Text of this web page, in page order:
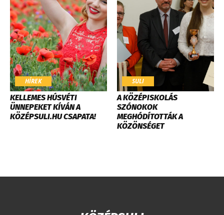
HÍREK
KELLEMES HÚSVÉTI
ÜNNEPEKET KÍVÁN A
KÖZÉPSULI.HU CSAPATA!
SULI
​A KÖZÉPISKOLÁS
SZÓNOKOK
MEGHÓDÍTOTTÁK A
KÖZÖNSÉGET